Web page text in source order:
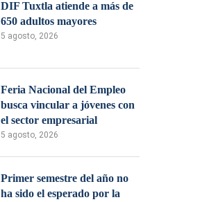
DIF Tuxtla atiende a más de
650 adultos mayores
5 agosto, 2026
Feria Nacional del Empleo
busca vincular a jóvenes con
el sector empresarial
5 agosto, 2026
Primer semestre del año no
ha sido el esperado por la